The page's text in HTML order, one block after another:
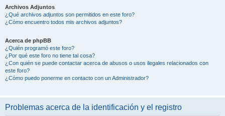
Archivos Adjuntos
¿Qué archivos adjuntos son permitidos en este foro?
¿Cómo encuentro todos mis archivos adjuntos?
Acerca de phpBB
¿Quién programó este foro?
¿Por qué este foro no tiene tal cosa?
¿Con quién se puede contactar acerca de abusos o usos ilegales relacionados con
este foro?
¿Cómo puedo ponerme en contacto con un Administrador?
Problemas acerca de la identificación y el registro